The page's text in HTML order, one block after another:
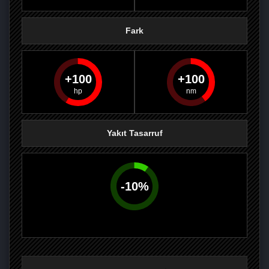
PAYLAŞPAYLAŞPLUS'TA
Fark
100 100
Yakıt Tasarruf
-10%